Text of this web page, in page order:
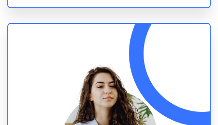
Evaluación y certificación con evidencias